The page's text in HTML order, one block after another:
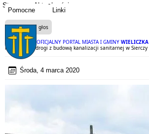
Pomocne Linki
OFICJALNY PORTAL MIASTA I GMINY WIELICZKA
Strona Aktualności
Czytaj na głos
Przebudowa drogi z budową kanalizacji sanitarnej w Sierczy
Środa, 4 marca 2020